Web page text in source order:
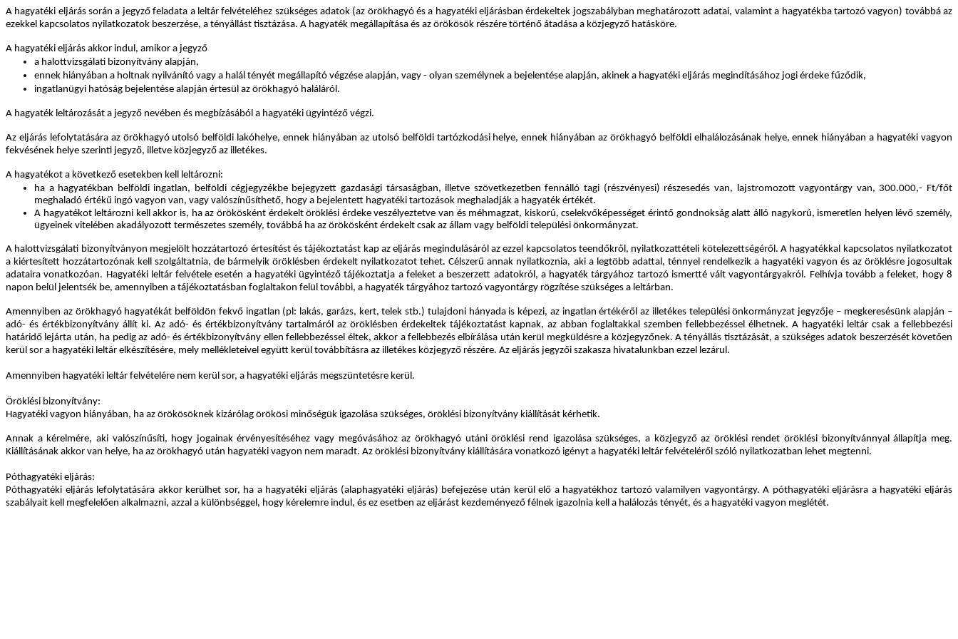
A hagyatéki eljárás során a jegyző feladata a leltár felvételéhez szükséges adatok (az örökhagyó és a hagyatéki eljárásban érdekeltek jogszabályban meghatározott adatai, valamint a hagyatékba tartozó vagyon) továbbá az
ezekkel kapcsolatos nyilatkozatok beszerzése, a tényállást tisztázása. A hagyaték megállapítása és az örökösök részére történő átadása a közjegyző hatásköre.
A hagyatéki eljárás akkor indul, amikor a jegyző
a halottvizsgálati bizonyítvány alapján,
ennek hiányában a holtnak nyilvánító vagy a halál tényét megállapító végzése alapján, vagy - olyan személynek a bejelentése alapján, akinek a hagyatéki eljárás megindításához jogi érdeke fűződik,
ingatlanügyi hatóság bejelentése alapján értesül az örökhagyó haláláról.
A hagyaték leltározását a jegyző nevében és megbízásából a hagyatéki ügyintéző végzi.
Az eljárás lefolytatására az örökhagyó utolsó belföldi lakóhelye, ennek hiányában az utolsó belföldi tartózkodási helye, ennek hiányában az örökhagyó belföldi elhalálozásának helye, ennek hiányában a hagyatéki vagyon
fekvésének helye szerinti jegyző, illetve közjegyző az illetékes.
A hagyatékot a következő esetekben kell leltározni:
ha a hagyatékban belföldi ingatlan, belföldi cégjegyzékbe bejegyzett gazdasági társaságban, illetve szövetkezetben fennálló tagi (részvényesi) részesedés van, lajstromozott vagyontárgy van, 300.000,- Ft/főt
meghaladó értékű ingó vagyon van, vagy valószínűsíthető, hogy a bejelentett hagyatéki tartozások meghaladják a hagyaték értékét.
A hagyatékot leltározni kell akkor is, ha az örökösként érdekelt öröklési érdeke veszélyeztetve van és méhmagzat, kiskorú, cselekvőképességet érintő gondnokság alatt álló nagykorú, ismeretlen helyen lévő személy,
ügyeinek vitelében akadályozott természetes személy, továbbá ha az örökösként érdekelt csak az állam vagy belföldi települési önkormányzat.
A halottvizsgálati bizonyítványon megjelölt hozzátartozó értesítést és tájékoztatást kap az eljárás megindulásáról az ezzel kapcsolatos teendőkről, nyilatkozattételi kötelezettségéről. A hagyatékkal kapcsolatos nyilatkozatot
a kiértesített hozzátartozónak kell szolgáltatnia, de bármelyik öröklésben érdekelt nyilatkozatot tehet. Célszerű annak nyilatkoznia, aki a legtöbb adattal, ténnyel rendelkezik a hagyatéki vagyon és az öröklésre jogosultak
adataira vonatkozóan. Hagyatéki leltár felvétele esetén a hagyatéki ügyintéző tájékoztatja a feleket a beszerzett adatokról, a hagyaték tárgyához tartozó ismertté vált vagyontárgyakról. Felhívja tovább a feleket, hogy 8
napon belül jelentsék be, amennyiben a tájékoztatásban foglaltakon felül további, a hagyaték tárgyához tartozó vagyontárgy rögzítése szükséges a leltárban.
Amennyiben az örökhagyó hagyatékát belföldön fekvő ingatlan (pl: lakás, garázs, kert, telek stb.) tulajdoni hányada is képezi, az ingatlan értékéről az illetékes települési önkormányzat jegyzője – megkeresésünk alapján –
adó- és értékbizonyítvány állít ki. Az adó- és értékbizonyítvány tartalmáról az öröklésben érdekeltek tájékoztatást kapnak, az abban foglaltakkal szemben fellebbezéssel élhetnek. A hagyatéki leltár csak a fellebbezési
határidő lejárta után, ha pedig az adó- és értékbizonyítvány ellen fellebbezéssel éltek, akkor a fellebbezés elbírálása után kerül megküldésre a közjegyzőnek. A tényállás tisztázását, a szükséges adatok beszerzését követően
kerül sor a hagyatéki leltár elkészítésére, mely mellékleteivel együtt kerül továbbításra az illetékes közjegyző részére. Az eljárás jegyzői szakasza hivatalunkban ezzel lezárul.
Amennyiben hagyatéki leltár felvételére nem kerül sor, a hagyatéki eljárás megszüntetésre kerül.
Öröklési bizonyítvány:
Hagyatéki vagyon hiányában, ha az örökösöknek kizárólag örökösi minőségük igazolása szükséges, öröklési bizonyítvány kiállítását kérhetik.
Annak a kérelmére, aki valószínűsíti, hogy jogainak érvényesítéséhez vagy megóvásához az örökhagyó utáni öröklési rend igazolása szükséges, a közjegyző az öröklési rendet öröklési bizonyítvánnyal állapítja meg.
Kiállításának akkor van helye, ha az örökhagyó után hagyatéki vagyon nem maradt. Az öröklési bizonyítvány kiállítására vonatkozó igényt a hagyatéki leltár felvételéről szóló nyilatkozatban lehet megtenni.
Póthagyatéki eljárás:
Póthagyatéki eljárás lefolytatására akkor kerülhet sor, ha a hagyatéki eljárás (alaphagyatéki eljárás) befejezése után kerül elő a hagyatékhoz tartozó valamilyen vagyontárgy. A póthagyatéki eljárásra a hagyatéki eljárás
szabályait kell megfelelően alkalmazni, azzal a különbséggel, hogy kérelemre indul, és ez esetben az eljárást kezdeményező félnek igazolnia kell a halálozás tényét, és a hagyatéki vagyon meglétét.